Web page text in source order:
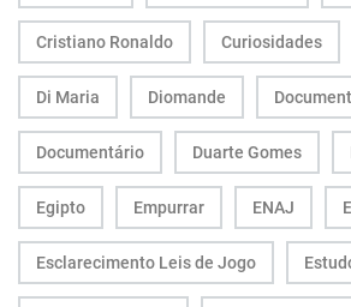
Cristiano Ronaldo Curiosidades
Di Maria Diomande
Documentário Duarte Gomes
Egipto Empurrar ENAJ
Esclarecimento Leis de Jogo